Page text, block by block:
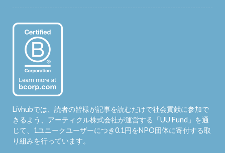
Livhubでは、読者の皆様が記事を読むだけで社会貢献に参加で
きるよう、アーティクル株式会社が運営する「UU Fund 」を通
じて、1ユニークユーザーにつき0.1円をNPO団体に寄付する取
り組みを行っています。